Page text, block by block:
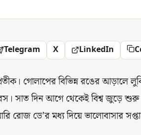
Telegram X LinkedIn
গোলাপের বিভিন্ন রঙের আড়ালে
সাত দিন আগে থেকেই বিশ্ব জুড়ে শুরু
রোজ ডে’র মধ্য দিয়ে ভালোবাসার